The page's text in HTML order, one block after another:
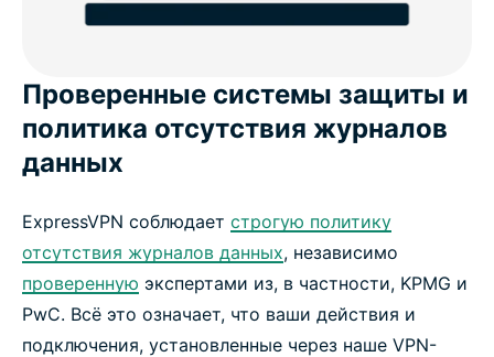
Проверенные системы защиты и
политика отсутствия журналов
данных
ExpressVPN соблюдает строгую политику
отсутствия журналов данных, независимо
проверенную экспертами из, в частности, KPMG и
PwC. Всё это означает, что ваши действия и
подключения, установленные через наше VPN-